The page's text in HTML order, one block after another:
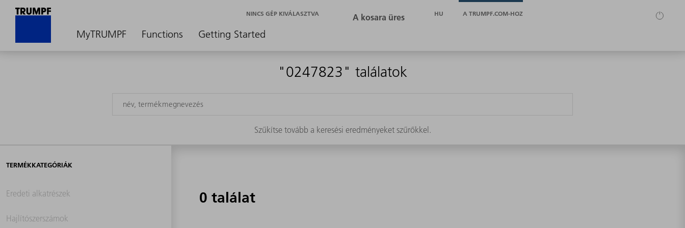
MyTRUMPF Functions Getting Started
NINCS GÉP KIVÁLASZTVA HU A TRUMPF.COM-HOZ
"0247823" találatok
Szűkítse tovább a keresési eredményeket szűrőkkel.
TERMÉKKATEGÓRIÁK
Eredeti alkatrészek
Hajlítószerszámok
0 találat